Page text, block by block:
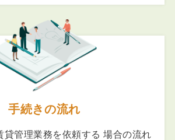
手続きの流れ
貸管理業務を依頼する 場合の流れ